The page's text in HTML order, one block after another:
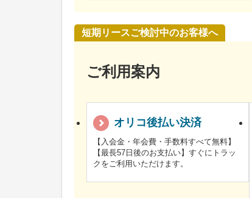
短期リースご検討中のお客様へ
ご利用案内
オリコ後払い決済
【入会金・年会費・手数料すべて無料】
【最長57日後のお支払い】すぐにトラッ
クをご利用いただけます。